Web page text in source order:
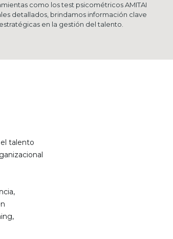
como los test psicométricos AMITAI
detallados, brindamos información clave
en la gestión del talento.
talento